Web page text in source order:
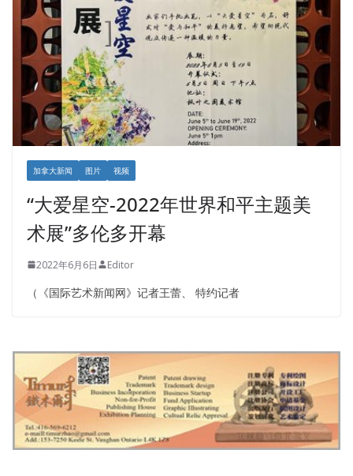
加拿大新闻 图片 视频
“大爱星空-2022年世界和平主题美
术展”多伦多开幕
2022年6月6日 Editor
（《国际艺术新闻网》记者王蕾、 特约记者